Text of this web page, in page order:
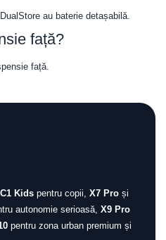
au baterie detașabilă.
față?
față.
C1 Kids pentru copii, X7 Pro și
autonomie serioasă, X9 Pro
pentru zona urban premium și